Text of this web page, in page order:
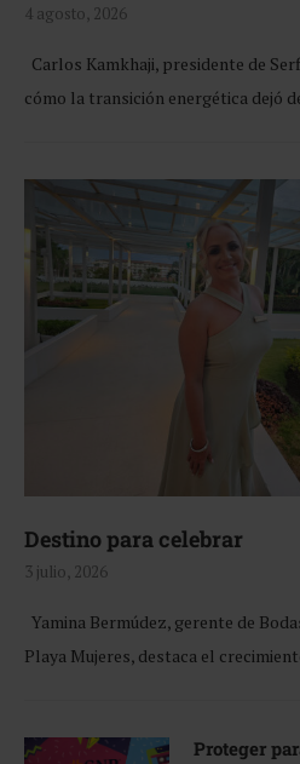
4 agosto, 2026
Carlos Kamkhaji, presidente de
cómo la transición energética dejó
Destino para celebrar
3 julio, 2026
Yamina Bermúdez, gerente de
Playa Mujeres, destaca el
Proteger